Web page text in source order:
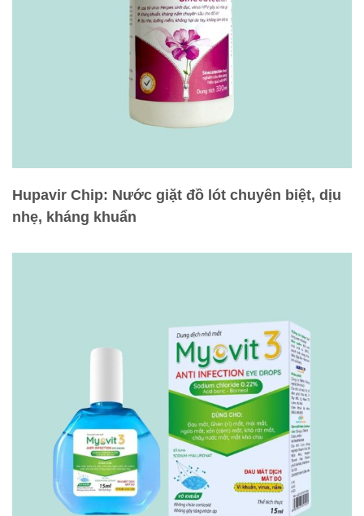
Hupavir Chip: Nước giặt đồ lót chuyên biệt, dịu
nhẹ, kháng khuẩn